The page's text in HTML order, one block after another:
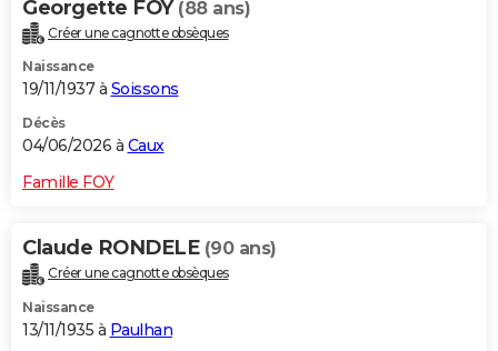
Georgette FOY (88 ans)
Créer une cagnotte obsèques
Naissance
19/11/1937 à Soissons
Décès
04/06/2026 à Caux
Famille FOY
Claude RONDELE (90 ans)
Créer une cagnotte obsèques
Naissance
13/11/1935 à Paulhan